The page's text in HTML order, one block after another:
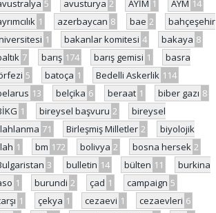
5 avusturya 2 AYİM 1 AYM 14
1 azerbaycan 8 bae 2
bahçeşehir
1 bakanlar komitesi 4 bakaya 8
7 barış 174 barış gemisi 1
basra
5 batoça 1 Bedelli Askerlik 114
13 belçika 6 beraat 1 biber gazı 8
1 bireysel başvuru 2
bireysel
71 Birleşmiş Milletler 2
biyolojik
1 bm 172 bolivya 2 bosna hersek 2
3 bulletin 14 bülten 11
burkina
1 burundi 2 çad 1 campaign 5
1 çekya 1 cezaevi 1 cezaevleri 6